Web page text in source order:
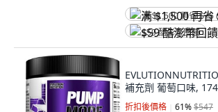
满 $1,500 再省 $75
$59 酷澎幣回饋
補充劑 葡萄口味,
折扣後價格 61%$547